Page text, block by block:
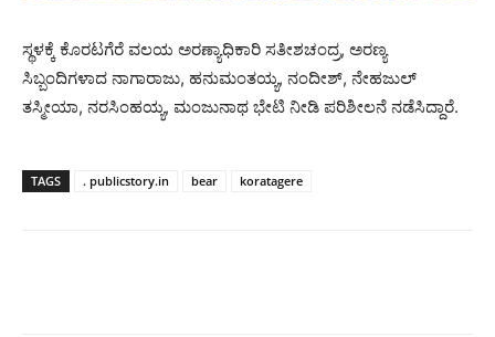
ಸ್ಥಳಕ್ಕೆ ಕೊರಟಗೆರೆ ವಲಯ ಅರಣ್ಯಾಧಿಕಾರಿ ಸತೀಶಚಂದ್ರ, ಅರಣ್ಯ
ಸಿಬ್ಬಂದಿಗಳಾದ ನಾಗಾರಾಜು, ಹನುಮಂತಯ್ಯ, ನಂದೀಶ್, ನೇಹಜುಲ್
ತಸ್ಮೀಯಾ, ನರಸಿಂಹಯ್ಯ, ಮಂಜುನಾಥ ಭೇಟಿ ನೀಡಿ ಪರಿಶೀಲನೆ ನಡೆಸಿದ್ದಾರೆ.
TAGS . publicstory.in bear koratagere